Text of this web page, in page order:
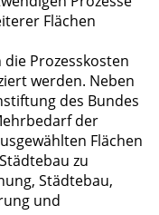
Flächen
Prozesskosten
werden. Neben
des Bundes
der
Flächen
zu
Städtebau,
und